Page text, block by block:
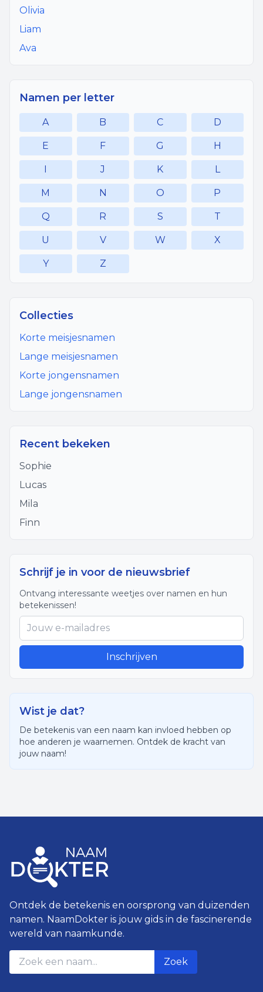
Olivia
Liam
Ava
Namen per letter
A B C D
E F G H
I J K L
M N O P
Q R S T
U V W X
Y Z
Collecties
Korte meisjesnamen
Lange meisjesnamen
Korte jongensnamen
Lange jongensnamen
Recent bekeken
Sophie
Lucas
Mila
Finn
Schrijf je in voor de nieuwsbrief
Ontvang interessante weetjes over namen en hun
betekenissen!
Inschrijven
Wist je dat?
De betekenis van een naam kan invloed hebben op
hoe anderen je waarnemen. Ontdek de kracht van
jouw naam!
Ontdek de betekenis en oorsprong van duizenden
namen. NaamDokter is jouw gids in de fascinerende
wereld van naamkunde.
Zoek